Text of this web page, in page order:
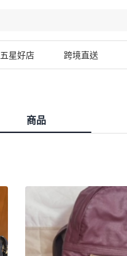
五星好店 跨境直送
商品